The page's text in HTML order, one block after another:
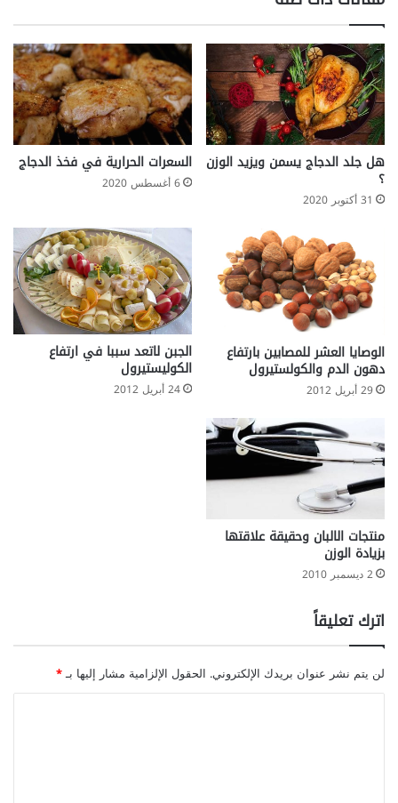
ف
ا
ل
ح
م
ض
ا
ل
ن
و
و
ي
ت
ق
ا
و
م
ا
ل
ت
ج
ا
ع
ر
ف
ي
ب
ع
م
أ
ج
ا
ر
ا
ح
و
هل جلد الدجاج يسمن ويزيد الوزن
؟
31 أكتوبر 2020
السعرات الحرارية في فخذ الدجاج
6 أغسطس 2020
الوصايا العشر للمصابين بارتفاع
دهون الدم والكولستيرول
29 أبريل 2012
الجبن لاتعد سببا في ارتفاع
الكوليستيرول
24 أبريل 2012
منتجات الالبان وحقيقة علاقتها
بزيادة الوزن
2 ديسمبر 2010
اترك تعليقاً
لن يتم نشر عنوان بريدك الإلكتروني. الحقول الإلزامية مشار إليها بـ*